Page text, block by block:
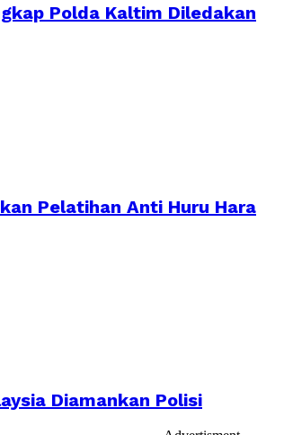
Polda Kaltim Diledakan
Pelatihan Anti Huru Hara
Diamankan Polisi